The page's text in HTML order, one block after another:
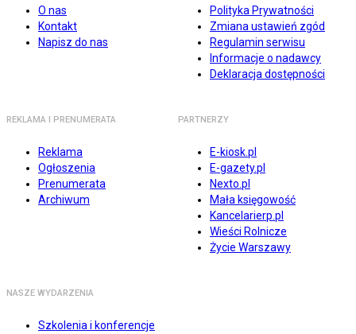
O nas
Kontakt
Napisz do nas
Polityka Prywatności
Zmiana ustawień zgód
Regulamin serwisu
Informacje o nadawcy
Deklaracja dostępności
REKLAMA I PRENUMERATA
Reklama
Ogłoszenia
Prenumerata
Archiwum
PARTNERZY
E-kiosk.pl
E-gazety.pl
Nexto.pl
Mała księgowość
Kancelarierp.pl
Wieści Rolnicze
Życie Warszawy
NASZE WYDARZENIA
Szkolenia i konferencje